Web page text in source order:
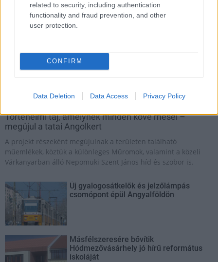
related to security, including authentication
functionality and fraud prevention, and other
user protection.
CONFIRM
Data Deletion Data Access Privacy Policy
műemlék műemlékfelújítás restaurálás
Történelmi táj, amelynek minden köve mesél –
megújul a tatai Angolkert
A projekt részeként megújulnak a területen található
műemlékek, köztük a különleges Műromok, valamint a közeli
Várkanyarban álló Nepomuki Szent János híd és szobor is.
Új gyalogosátkelők és jelzőlámpás
csomópont épül Angyalföldön
Másfélszeresére bővítik
Hódmezővásárhely jó hírű református
iskoláját